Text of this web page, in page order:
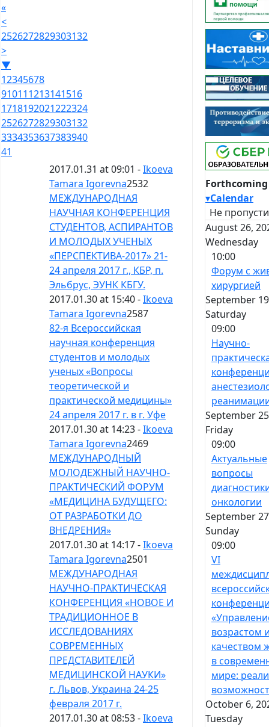
«
<
2526272829303132
>
▼
12345678
910111213141516
1718192021222324
2526272829303132
3334353637383940
41
2017.01.31 at 09:01 -Ikoeva
Tamara Igorevna2532
МЕЖДУНАРОДНАЯ
НАУЧНАЯ КОНФЕРЕНЦИЯ
СТУДЕНТОВ, АСПИРАНТОВ
И МОЛОДЫХ УЧЕНЫХ
«ПЕРСПЕКТИВА-2017» 21-
24 апреля 2017 г., КБР, п.
Эльбрус, ЭУНК КБГУ.
2017.01.30 at 15:40 -Ikoeva
Tamara Igorevna2587
82-я Всероссийская
научная конференция
студентов и молодых
ученых «Вопросы
теоретической и
практической медицины»
24 апреля 2017 г. в г. Уфе
2017.01.30 at 14:23 -Ikoeva
Tamara Igorevna2469
МЕЖДУНАРОДНЫЙ
МОЛОДЕЖНЫЙ НАУЧНО-
ПРАКТИЧЕСКИЙ ФОРУМ
«МЕДИЦИНА БУДУЩЕГО:
ОТ РАЗРАБОТКИ ДО
ВНЕДРЕНИЯ»
2017.01.30 at 14:17 -Ikoeva
Tamara Igorevna2501
МЕЖДУНАРОДНАЯ
НАУЧНО-ПРАКТИЧЕСКАЯ
КОНФЕРЕНЦИЯ «НОВОЕ И
ТРАДИЦИОННОЕ В
ИССЛЕДОВАНИЯХ
СОВРЕМЕННЫХ
ПРЕДСТАВИТЕЛЕЙ
МЕДИЦИНСКОЙ НАУКИ»
г. Львов, Украина 24-25
февраля 2017 г.
2017.01.30 at 08:53 -Ikoeva
▾Calendar
Не
August 26,
Wednesday
10:00
Форум с
хирургией
September
Saturday
09:00
Научно-
September
Friday
09:00
Актуальные
вопросы
онкологии
September
Sunday
09:00
VI
возрастом
качеством
в
мире:
October 6,
Tuesday